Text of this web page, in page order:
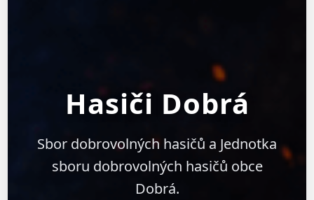
Hasiči Dobrá
Sbor dobrovolných hasičů a Jednotka
sboru dobrovolných hasičů obce
Dobrá.